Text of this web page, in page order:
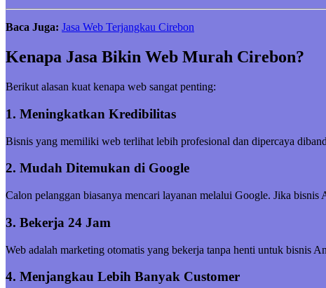
Baca Juga: Jasa Web Terjangkau Cirebon
Kenapa Jasa Bikin Web Murah Cirebon?
Berikut alasan kuat kenapa web sangat penting:
1. Meningkatkan Kredibilitas
Bisnis yang memiliki web terlihat lebih profesional dan dipercaya
2. Mudah Ditemukan di Google
Calon pelanggan biasanya mencari layanan melalui Google. Jika bisnis
3. Bekerja 24 Jam
Web adalah marketing otomatis yang bekerja tanpa henti untuk bisnis
4. Menjangkau Lebih Banyak Customer